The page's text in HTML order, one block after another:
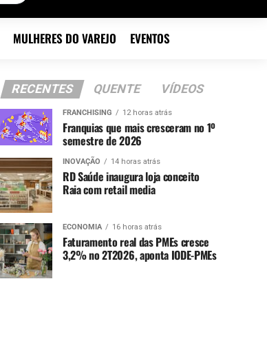
MULHERES DO VAREJO EVENTOS
RECENTES QUENTE VÍDEOS
FRANCHISING 12 horas atrás
Franquias que mais cresceram no 1º
semestre de 2026
INOVAÇÃO 14 horas atrás
RD Saúde inaugura loja conceito
Raia com retail media
ECONOMIA 16 horas atrás
Faturamento real das PMEs cresce
3,2% no 2T2026, aponta IODE-PMEs